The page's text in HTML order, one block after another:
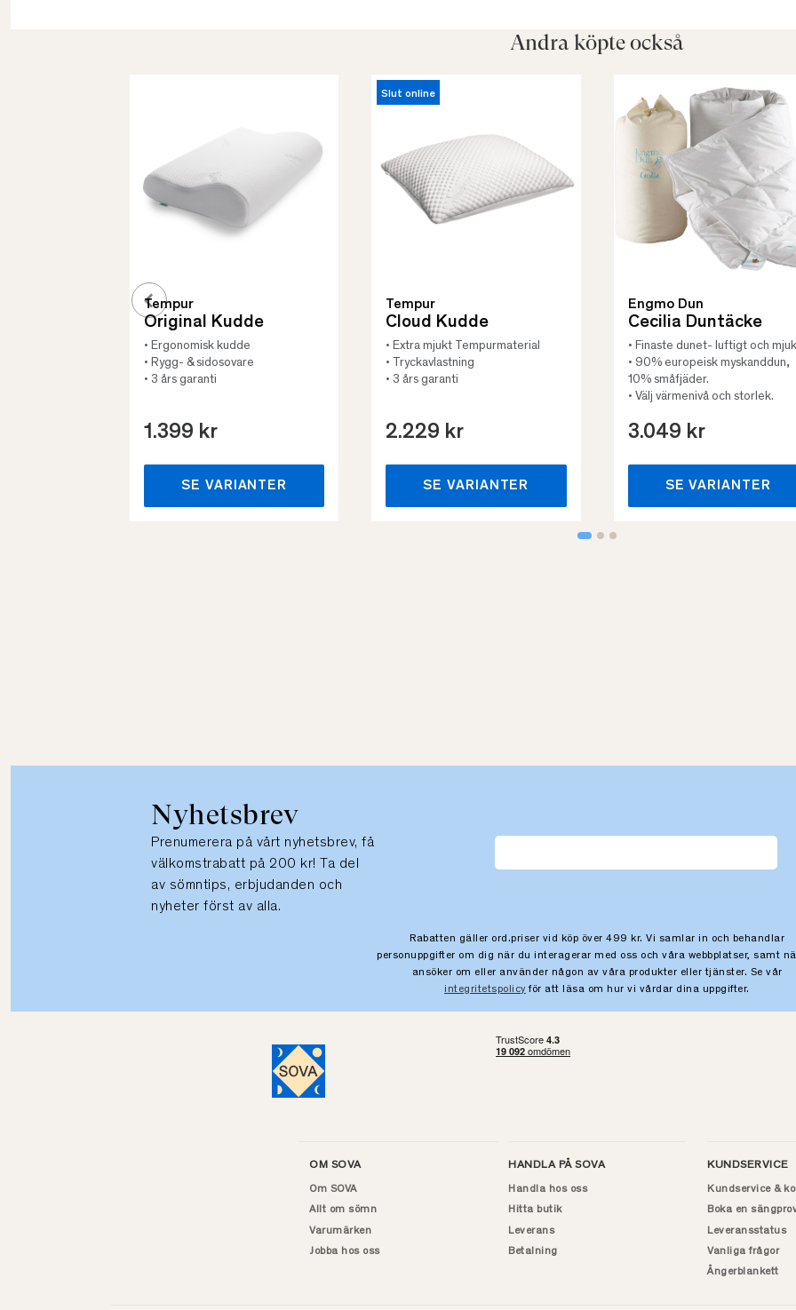
Andra köpte också
Tempur
Original Kudde
• Ergonomisk kudde
• Rygg- & sidosovare
• 3 års garanti
1.399 kr
SE VARIANTER
Slut online
Tempur
Cloud Kudde
• Extra mjukt Tempurmaterial
• Tryckavlastning
• 3 års garanti
2.229 kr
SE VARIANTER
Engmo Dun
Cecilia Duntäcke
• Finaste dunet- luftigt och
• 90% europeisk myskanddun,
10% småfjäder.
• Välj värmenivå och storlek.
3.049 kr
SE VARIANTER
Nyhetsbrev
Prenumerera på vårt nyhetsbrev, få
välkomstrabatt på 200 kr! Ta del
av sömntips, erbjudanden och
nyheter först av alla.
Rabatten gäller ord.priser vid köp över 499 kr. Vi samlar in och behandlar
personuppgifter om dig när du interagerar med oss och våra webbplatser, samt
ansöker om eller använder någon av våra produkter eller tjänster. Se vår
integritetspolicy för att läsa om hur vi vårdar dina uppgifter.
OM SOVA
Om SOVA
Allt om sömn
Varumärken
Jobba hos oss
HANDLA PÅ SOVA
Handla hos oss
Hitta butik
Leverans
Betalning
KUNDSERVICE
Kundservice &
Boka en
Leveransstatus
Vanliga frågor
Ångerblankett